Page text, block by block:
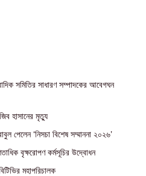
সমিতির সাধারণ সম্পাদকের আবেগঘন
হাসানের মৃত্যু
পেলেন ‘নিসচা বিশেষ সম্মাননা ২০২৬’
বৃক্ষরোপণ কর্মসূচির উদ্বোধন
মহাপরিচালক